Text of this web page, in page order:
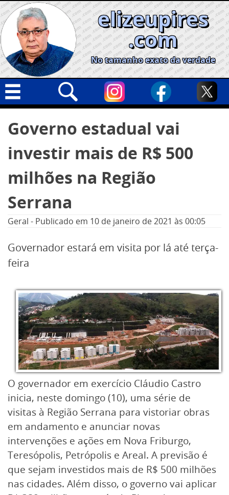
Skip
to
content
elizeupires
.com
No tamanho exato da verdade
Geral
Cidades
Política
Opinião
Informe especial
por:
Governo estadual vai
investir mais de R$ 500
milhões na Região
Serrana
Geral - Publicado em 10 de janeiro de 2021 às 00:05
Governador estará em visita por lá até terça-
feira
O governador em exercício Cláudio Castro
inicia, neste domingo (10), uma série de
visitas à Região Serrana para vistoriar obras
em andamento e anunciar novas
intervenções e ações em Nova Friburgo,
Teresópolis, Petrópolis e Areal. A previsão é
que sejam investidos mais de R$ 500 milhões
nas cidades. Além disso, o governo vai aplicar